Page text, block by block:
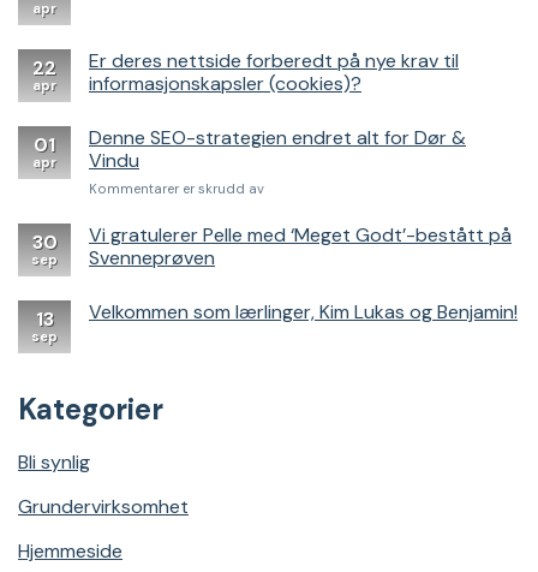
apr
22
apr
Er deres nettside forberedt på nye krav til
informasjonskapsler (cookies)?
01
apr
Denne SEO-strategien endret alt for Dør &
Vindu
Kommentarer er skrudd avfor
SEO-
strategien
for
30
sep
Vi gratulerer Pelle med ‘Meget Godt’-bestått på
Svenneprøven
13
sep
Velkommen som lærlinger, Kim Lukas og Benjamin!
Kategorier
Bli synlig
Grundervirksomhet
Hjemmeside